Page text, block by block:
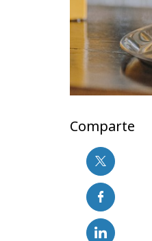
Comparte